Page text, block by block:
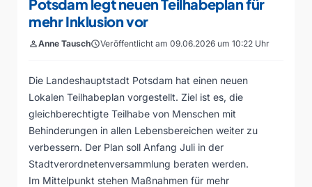
Potsdam legt neuen Teilhabeplan für
mehr Inklusion vor
personAnne TauschscheduleVeröffentlicht am 09.06.2026 um 10:22 Uhr
Die Landeshauptstadt Potsdam hat einen neuen
Lokalen Teilhabeplan vorgestellt. Ziel ist es, die
gleichberechtigte Teilhabe von Menschen mit
Behinderungen in allen Lebensbereichen weiter zu
verbessern. Der Plan soll Anfang Juli in der
Stadtverordnetenversammlung beraten werden.
Im Mittelpunkt stehen Maßnahmen für mehr